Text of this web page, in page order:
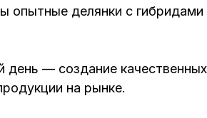
опытные делянки с гибридами
день — создание качественных
на рынке.